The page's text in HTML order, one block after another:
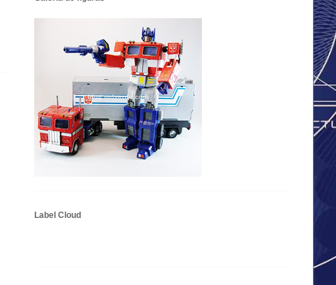
Label Cloud